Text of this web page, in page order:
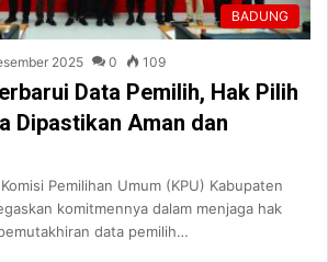
BADUNG
2025 0 109
Data Pemilih, Hak Pilih
Dipastikan Aman dan
Pemilihan Umum (KPU) Kabupaten
komitmennya dalam menjaga hak
data pemilih…